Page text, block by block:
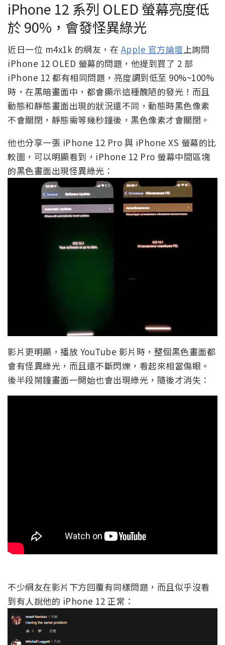
iPhone 12 系列 OLED 螢幕亮度低
於 90%，會發怪異綠光
近日一位 m4x1k 的網友，在 Apple 官方論壇上詢問
iPhone 12 OLED 螢幕的問題，他提到買了 2 部
iPhone 12 都有相同問題，亮度調到低至 90%~100%
時，在黑暗畫面中，都會顯示這種醜陋的發光！而且
動態和靜態畫面出現的狀況還不同，動態時黑色像素
不會關閉，靜態需等幾秒鐘後，黑色像素才會關閉。
他也分享一張 iPhone 12 Pro 與 iPhone XS 螢幕的比
較圖，可以明顯看到，iPhone 12 Pro 螢幕中間區塊
的黑色畫面出現怪異綠光：
影片更明顯，播放 YouTube 影片時，整個黑色畫面都
會有怪異綠光，而且還不斷閃爍，看起來相當傷眼。
後半段鬧鐘畫面一開始也會出現綠光，隨後才消失：
不少網友在影片下方回覆有同樣問題，而且似乎沒看
到有人說他的 iPhone 12 正常：